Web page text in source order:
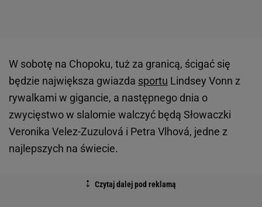
W sobotę na Chopoku, tuż za granicą, ścigać się
będzie największa gwiazda sportu Lindsey Vonn z
rywalkami w gigancie, a następnego dnia o
zwycięstwo w slalomie walczyć będą Słowaczki
Veronika Velez-Zuzulová i Petra Vlhová, jedne z
najlepszych na świecie.